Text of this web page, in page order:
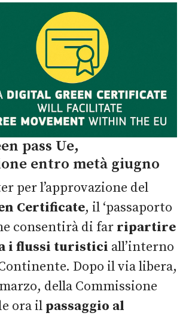
pass Ue,
entro metà giugno
per l’approvazione del
Certificate, il ‘passaporto
consentirà di far ripartire
i flussi turistici all’interno
Dopo il via libera,
della Commissione
ora il passaggio al